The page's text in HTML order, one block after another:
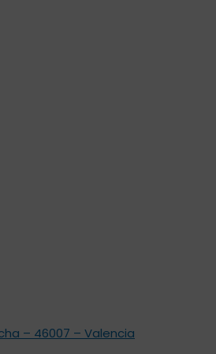
– 46007 – Valencia